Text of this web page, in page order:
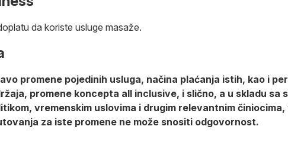
da koriste usluge masaže.
promene pojedinih usluga, načina plaćanja istih, kao i
promene koncepta all inclusive, i slično, a u skladu sa
vremenskim uslovima i drugim relevantnim činiocima,
za iste promene ne može snositi odgovornost.